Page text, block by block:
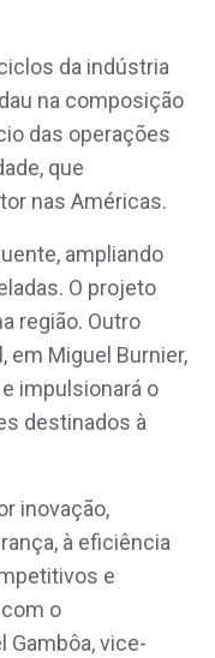
da indústria
na composição
das operações
que
nas Américas.
ampliando
O projeto
região. Outro
Miguel Burnier,
impulsionará o
destinados à
inovação,
à eficiência
e
o
Gambôa, vice-